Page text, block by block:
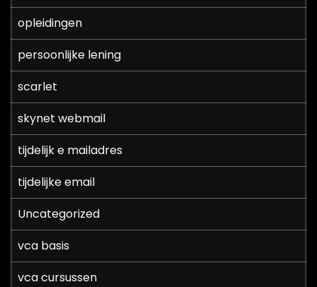
opleidingen
persoonlijke lening
scarlet
skynet webmail
tijdelijk e mailadres
tijdelijke email
Uncategorized
vca basis
vca cursussen